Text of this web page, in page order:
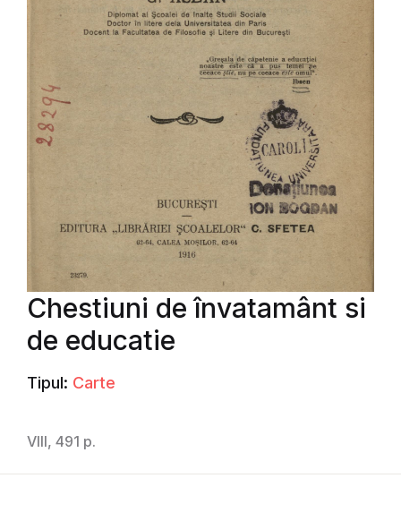
Chestiuni de învatamânt si
de educatie
Tipul: Carte
VIII, 491 p.